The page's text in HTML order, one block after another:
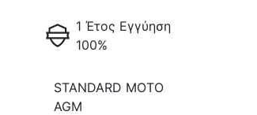
1 Έτος Εγγύηση
100%
STANDARD MOTO
AGM